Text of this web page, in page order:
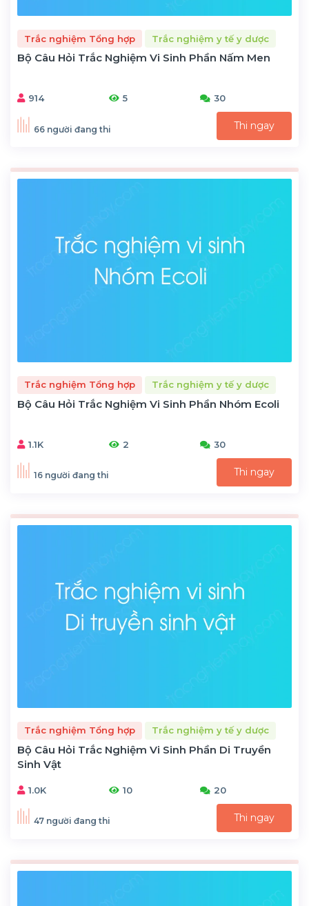
Trắc nghiệm Tổng hợp Trắc nghiệm y tế y dược
Bộ Câu Hỏi Trắc Nghiệm Vi Sinh Phần Nấm Men
914 5 30
66 người đang thi Thi ngay
Trắc nghiệm Tổng hợp Trắc nghiệm y tế y dược
Bộ Câu Hỏi Trắc Nghiệm Vi Sinh Phần Nhóm Ecoli
1.1K 2 30
16 người đang thi Thi ngay
Trắc nghiệm Tổng hợp Trắc nghiệm y tế y dược
Bộ Câu Hỏi Trắc Nghiệm Vi Sinh Phần Di Truyền
Sinh Vật
1.0K 10 20
47 người đang thi Thi ngay